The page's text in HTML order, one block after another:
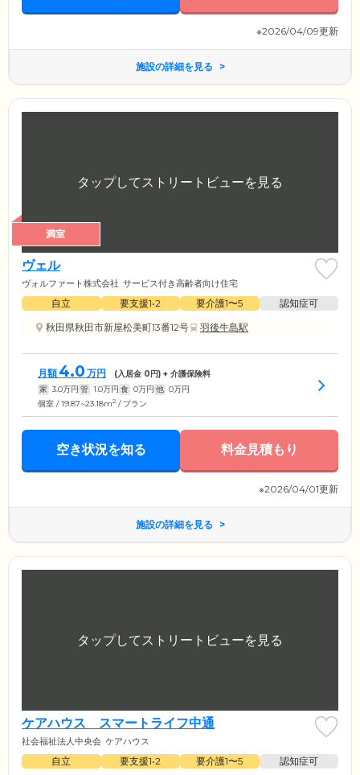
※2026/04/09更新
施設の詳細を見る
満室
ヴェル
ヴォルファート株式会社 サービス付き高齢者向け住宅
自立 要支援1•2 要介護1〜5
認知症可
秋田県秋田市新屋松美町13番12号
羽後牛島駅
月額 4.0 万円 (入居金 0円) + 介護保険料
家 3.0万円 管 1.0万円 食 0万円 他 0万円
個室 / 19.87~23.18m2 / プラン
空き状況を知る 料金見積もり
※2026/04/01更新
施設の詳細を見る
ケアハウス スマートライフ中通
社会福祉法人中央会 ケアハウス
自立 要支援1•2 要介護1〜5
認知症可